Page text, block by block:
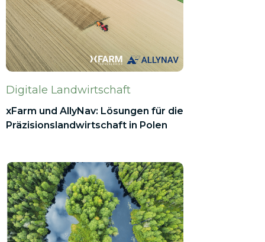
Digitale Landwirtschaft
xFarm und AllyNav: Lösungen für die
Präzisionslandwirtschaft in Polen